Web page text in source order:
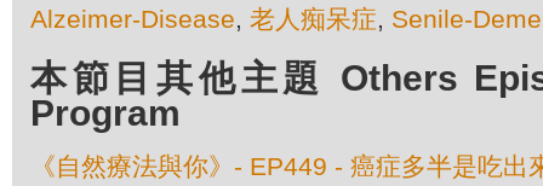
Alzeimer-Disease, 老人痴呆症, Senile-
本節目其他主題 Others
Program
《自然療法與你》- EP449 - 癌症多半是吃出